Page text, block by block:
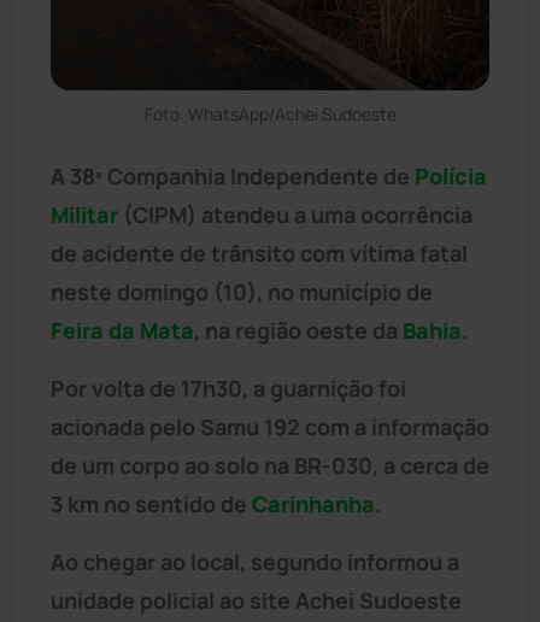
Foto: WhatsApp/Achei Sudoeste
A 38ª Companhia Independente de Polícia
Militar (CIPM) atendeu a uma ocorrência
de acidente de trânsito com vítima fatal
neste domingo (10), no município de
Feira da Mata, na região oeste da Bahia.
Por volta de 17h30, a guarnição foi
acionada pelo Samu 192 com a informação
de um corpo ao solo na BR-030, a cerca de
3 km no sentido de Carinhanha.
Ao chegar ao local, segundo informou a
unidade policial ao site Achei Sudoeste